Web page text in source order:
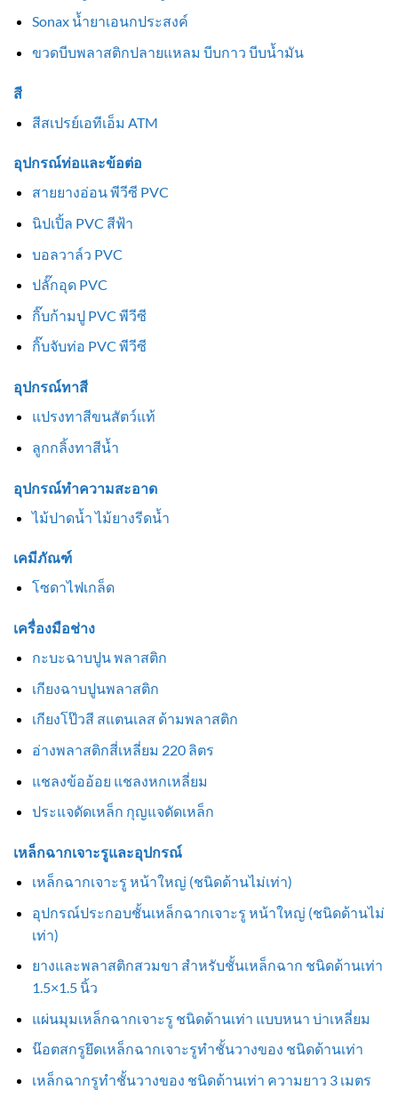
Sonax น้ำยาเอนกประสงค์
ขวดบีบพลาสติกปลายแหลม บีบกาว บีบน้ำมัน
สี
สีสเปรย์เอทีเอ็ม ATM
อุปกรณ์ท่อและข้อต่อ
สายยางอ่อน พีวีซี PVC
นิปเปิ้ล PVC สีฟ้า
บอลวาล์ว PVC
ปลั๊กอุด PVC
กิ๊บก้ามปู PVC พีวีซี
กิ๊บจับท่อ PVC พีวีซี
อุปกรณ์ทาสี
แปรงทาสีขนสัตว์แท้
ลูกกลิ้งทาสีน้ำ
อุปกรณ์ทำความสะอาด
ไม้ปาดน้ำ ไม้ยางรีดน้ำ
เคมีภัณฑ์
โซดาไฟเกล็ด
เครื่องมือช่าง
กะบะฉาบปูน พลาสติก
เกียงฉาบปูนพลาสติก
เกียงโป๊วสี สแตนเลส ด้ามพลาสติก
อ่างพลาสติกสี่เหลี่ยม 220 ลิตร
แชลงข้ออ้อย แชลงหกเหลี่ยม
ประแจดัดเหล็ก กุญแจดัดเหล็ก
เหล็กฉากเจาะรูและอุปกรณ์
เหล็กฉากเจาะรู หน้าใหญ่ (ชนิดด้านไม่เท่า)
อุปกรณ์ประกอบชั้นเหล็กฉากเจาะรู หน้าใหญ่ (ชนิดด้านไม่
เท่า)
ยางและพลาสติกสวมขา สำหรับชั้นเหล็กฉาก ชนิดด้านเท่า
1.5×1.5 นิ้ว
แผ่นมุมเหล็กฉากเจาะรู ชนิดด้านเท่า แบบหนา บ่าเหลี่ยม
น๊อตสกรูยึดเหล็กฉากเจาะรูทำชั้นวางของ ชนิดด้านเท่า
เหล็กฉากรูทำชั้นวางของ ชนิดด้านเท่า ความยาว 3 เมตร